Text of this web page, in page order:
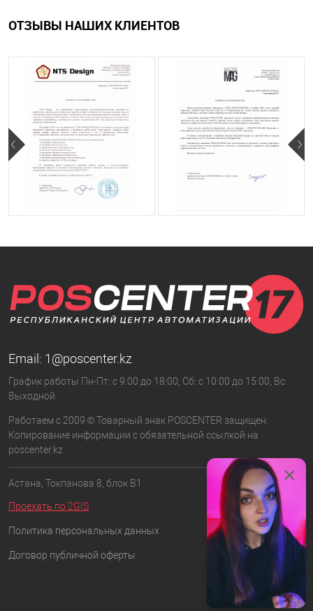
ОТЗЫВЫ НАШИХ КЛИЕНТОВ
Email: 1@poscenter.kz
График работы Пн-Пт: с 9:00 до 18:00, Сб: с 10:00 до 15:00, Вс:
Выходной
Работаем с 2009 © Товарный знак POSCENTER защищен.
Копирование информации с обязательной ссылкой на
poscenter.kz
Астана, Токпанова 8, блок B1
Проехать по 2GIS
Политика персональных данных
Договор публичной оферты
×